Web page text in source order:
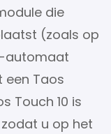
die
(zoals op
automaat
Taos
Touch 10 is
u op het